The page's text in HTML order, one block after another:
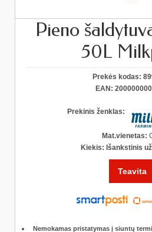
Pieno
50L
Prekės kodas:
EAN:
Prekinis ženklas:
Mat.vienetas:
Kiekis: Išankstinis
Teavita
Nemokamas pristatymas į siuntų